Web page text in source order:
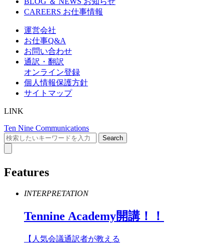
CAREERS お仕事情報
運営会社
お仕事Q&A
お問い合わせ
通訳・翻訳
オンライン登録
個人情報保護方針
サイトマップ
LINK
Ten Nine Communications
Features
INTERPRETATION
Tennine Academy開講！！
【人気会議通訳者が教える